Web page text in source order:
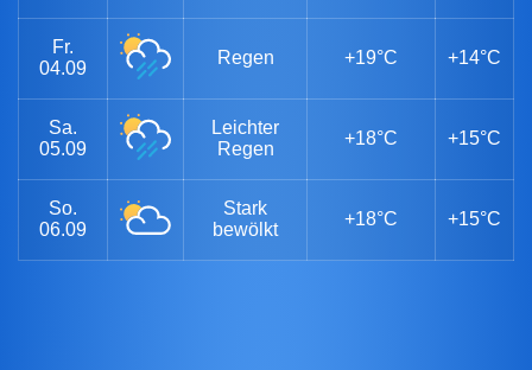
Fr.
04.09
Regen +19°C +14°C
Sa.
05.09
Leichter
Regen
+18°C +15°C
So.
06.09
Stark
bewölkt
+18°C +15°C